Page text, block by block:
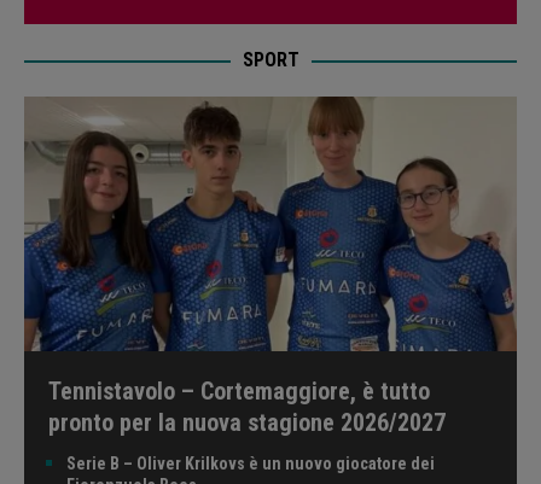
SPORT
Tennistavolo – Cortemaggiore, è tutto
pronto per la nuova stagione 2026/2027
Serie B – Oliver Krilkovs è un nuovo giocatore dei